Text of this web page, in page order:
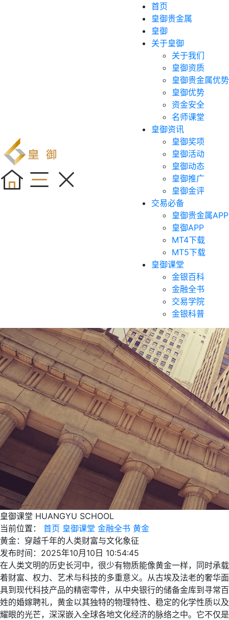
首页
皇御贵金属
皇御
关于皇御
关于我们
皇御资质
皇御贵金属优势
皇御优势
资金安全
名师课堂
皇御资讯
皇御奖项
皇御活动
皇御动态
皇御推广
皇御金评
交易必备
皇御贵金属APP
皇御APP
MT4下载
MT5下载
皇御课堂
金银百科
金融全书
交易学院
金银科普
皇御课堂 HUANGYU SCHOOL
当前位置：
首页 皇御课堂 金融全书 黄金
黄金：穿越千年的人类财富与文化象征
发布时间：2025年10月10日 10:54:45
在人类文明的历史长河中，很少有物质能像黄金一样，同时承载
着财富、权力、艺术与科技的多重意义。从古埃及法老的奢华面
具到现代科技产品的精密零件，从中央银行的储备金库到寻常百
姓的婚嫁聘礼，黄金以其独特的物理特性、稳定的化学性质以及
耀眼的光芒，深深嵌入全球各地文化经济的脉络之中。它不仅是